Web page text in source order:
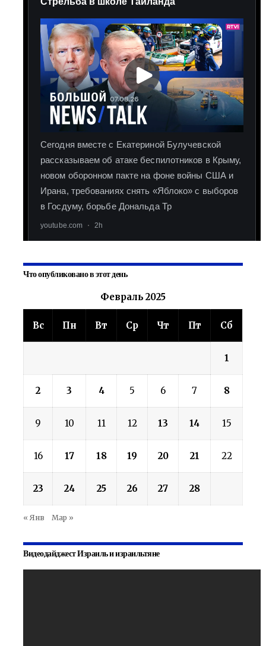
Что опубликовано в этот день
Февраль 2025
Вс Пн Вт Ср Чт Пт Сб
1
2 3 4 5 6 7 8
9 10 11 12 13 14 15
16 17 18 19 20 21 22
23 24 25 26 27 28
« Янв Мар »
Видеодайджест Израиль и израильтяне